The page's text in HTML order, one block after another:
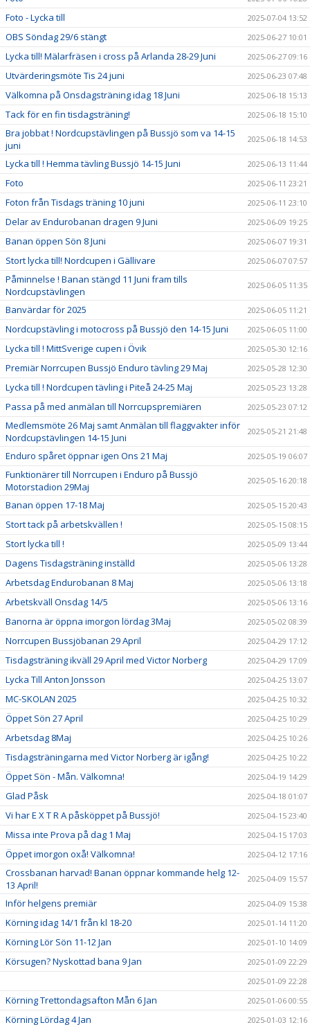
Foto - Lycka till 2025-07-04 13:52
OBS Söndag 29/6 stängt 2025-06-27 10:01
Lycka till! Mälarfräsen i cross på Arlanda 28-29 Juni 2025-06-27 09:16
Utvärderingsmöte Tis 24 juni 2025-06-23 07:48
Välkomna på Onsdagsträning idag 18 Juni 2025-06-18 15:13
Tack för en fin tisdagsträning! 2025-06-18 15:10
Bra jobbat ! Nordcupstävlingen på Bussjö som va 14-15
juni
2025-06-18 14:53
Lycka till ! Hemma tävling Bussjö 14-15 Juni 2025-06-13 11:44
Foto 2025-06-11 23:21
Foton från Tisdags träning 10 juni 2025-06-11 23:10
Delar av Endurobanan dragen 9 Juni 2025-06-09 19:25
Banan öppen Sön 8 Juni 2025-06-07 19:31
Stort lycka till! Nordcupen i Gällivare 2025-06-07 07:57
Påminnelse ! Banan stängd 11 Juni fram tills
Nordcupstävlingen
2025-06-05 11:35
Banvärdar för 2025 2025-06-05 11:21
Nordcupstävling i motocross på Bussjö den 14-15 Juni 2025-06-05 11:00
Lycka till ! MittSverige cupen i Övik 2025-05-30 12:16
Premiär Norrcupen Bussjö Enduro tävling 29 Maj 2025-05-28 12:30
Lycka till ! Nordcupen tävling i Piteå 24-25 Maj 2025-05-23 13:28
Passa på med anmälan till Norrcupspremiären 2025-05-23 07:12
Medlemsmöte 26 Maj samt Anmälan till flaggvakter inför
Nordcupstävlingen 14-15 Juni
2025-05-21 21:48
Enduro spåret öppnar igen Ons 21 Maj 2025-05-19 06:07
Funktionärer till Norrcupen i Enduro på Bussjö
Motorstadion 29Maj
2025-05-16 20:18
Banan öppen 17-18 Maj 2025-05-15 20:43
Stort tack på arbetskvällen ! 2025-05-15 08:15
Stort lycka till ! 2025-05-09 13:44
Dagens Tisdagsträning inställd 2025-05-06 13:28
Arbetsdag Endurobanan 8 Maj 2025-05-06 13:18
Arbetskväll Onsdag 14/5 2025-05-06 13:16
Banorna är öppna imorgon lördag 3Maj 2025-05-02 08:39
Norrcupen Bussjöbanan 29 April 2025-04-29 17:12
Tisdagsträning ikväll 29 April med Victor Norberg 2025-04-29 17:09
Lycka Till Anton Jonsson 2025-04-25 13:07
MC-SKOLAN 2025 2025-04-25 10:32
Öppet Sön 27 April 2025-04-25 10:29
Arbetsdag 8Maj 2025-04-25 10:26
Tisdagsträningarna med Victor Norberg är igång! 2025-04-25 10:22
Öppet Sön - Mån. Välkomna! 2025-04-19 14:29
Glad Påsk 2025-04-18 01:07
Vi har E X T R A påsköppet på Bussjö! 2025-04-15 23:40
Missa inte Prova på dag 1 Maj 2025-04-15 17:03
Öppet imorgon oxå! Välkomna! 2025-04-12 17:16
Crossbanan harvad! Banan öppnar kommande helg 12-
13 April!
2025-04-09 15:57
Inför helgens premiär 2025-04-09 15:38
Körning idag 14/1 från kl 18-20 2025-01-14 11:20
Körning Lör Sön 11-12 Jan 2025-01-10 14:09
Körsugen? Nyskottad bana 9 Jan
2025-01-09 22:29
2025-01-09 22:28
Körning Trettondagsafton Mån 6 Jan 2025-01-06 00:55
Körning Lördag 4 Jan 2025-01-03 12:16